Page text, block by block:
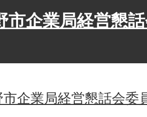
市企業局経営懇
市企業局経営懇話会委